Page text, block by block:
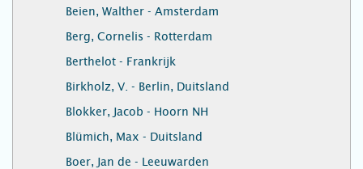
Beien, Walther - Amsterdam
Berg, Cornelis - Rotterdam
Berthelot - Frankrijk
Birkholz, V. - Berlin, Duitsland
Blokker, Jacob - Hoorn NH
Blümich, Max - Duitsland
Boer, Jan de - Leeuwarden